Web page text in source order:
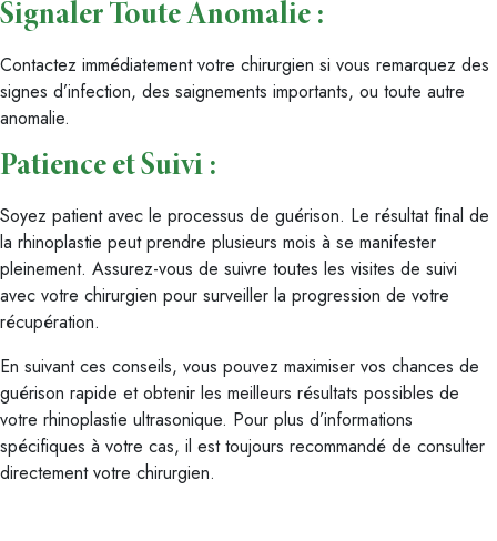
Signaler Toute Anomalie :
Contactez immédiatement votre chirurgien si vous remarquez des
signes d’infection, des saignements importants, ou toute autre
anomalie.
Patience et Suivi :
Soyez patient avec le processus de guérison. Le résultat final de
la rhinoplastie peut prendre plusieurs mois à se manifester
pleinement. Assurez-vous de suivre toutes les visites de suivi
avec votre chirurgien pour surveiller la progression de votre
récupération.
En suivant ces conseils, vous pouvez maximiser vos chances de
guérison rapide et obtenir les meilleurs résultats possibles de
votre rhinoplastie ultrasonique. Pour plus d’informations
spécifiques à votre cas, il est toujours recommandé de consulter
directement votre chirurgien.